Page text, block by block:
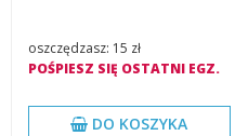
oszczędzasz: 15 zł
POŚPIESZ SIĘ OSTATNI EGZ.
DO KOSZYKA